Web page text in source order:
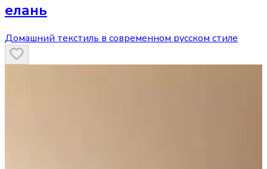
елань
Домашний текстиль в современном русском стиле